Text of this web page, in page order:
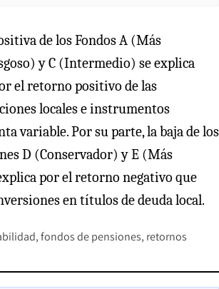
de los Fondos A (Más
y C (Intermedio) se explica
el retorno positivo de las
locales e instrumentos
variable. Por su parte, la baja de los
D (Conservador) y E (Más
por el retorno negativo que
en títulos de deuda local.
fondos de pensiones retornos